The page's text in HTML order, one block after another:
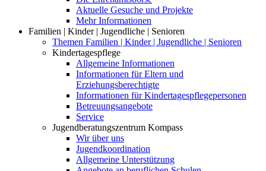
Aktuelle Gesuche und Projekte
Mehr Informationen
Familien | Kinder | Jugendliche | Senioren
Themen Familien | Kinder | Jugendliche | Senioren
Kindertagespflege
Allgemeine Informationen
Informationen für Eltern und
Erziehungsberechtigte
Informationen für Kindertagespflegepersonen
Betreuungsangebote
Service
Jugendberatungszentrum Kompass
Wir über uns
Jugendkoordination
Allgemeine Unterstützung